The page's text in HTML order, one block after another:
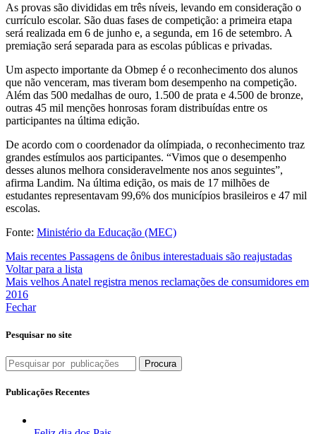
As provas são divididas em três níveis, levando em consideração o
currículo escolar. São duas fases de competição: a primeira etapa
será realizada em 6 de junho e, a segunda, em 16 de setembro. A
premiação será separada para as escolas públicas e privadas.
Um aspecto importante da Obmep é o reconhecimento dos alunos
que não venceram, mas tiveram bom desempenho na competição.
Além das 500 medalhas de ouro, 1.500 de prata e 4.500 de bronze,
outras 45 mil menções honrosas foram distribuídas entre os
participantes na última edição.
De acordo com o coordenador da olímpiada, o reconhecimento traz
grandes estímulos aos participantes. “Vimos que o desempenho
desses alunos melhora consideravelmente nos anos seguintes”,
afirma Landim. Na última edição, os mais de 17 milhões de
estudantes representavam 99,6% dos municípios brasileiros e 47 mil
escolas.
Fonte: Ministério da Educação (MEC)
Mais recentes Passagens de ônibus interestaduais são reajustadas
Voltar para a lista
Mais velhos Anatel registra menos reclamações de consumidores em
2016
Fechar
Pesquisar no site
Procura
Publicações Recentes